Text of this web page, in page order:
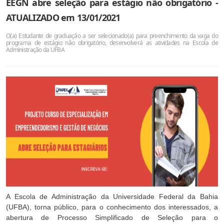
ATUALIZADO em 13/01/2021
O(a) Estudante de graduação a ser selecionado(a) para preenchimento da vaga do
programa de estágio não obrigatório, desenvolverá as atividades na Escola de
Administração da UFBA
A Escola de Administração da Universidade Federal da Bahia
(UFBA), torna público, para o conhecimento dos interessados, a
abertura de Processo Simplificado de Seleção para o